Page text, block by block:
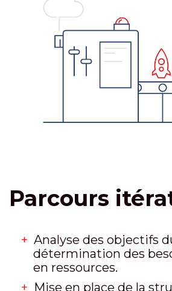
Parcours
Analyse des objectifs
détermination des
en ressources.
Mise en place de la